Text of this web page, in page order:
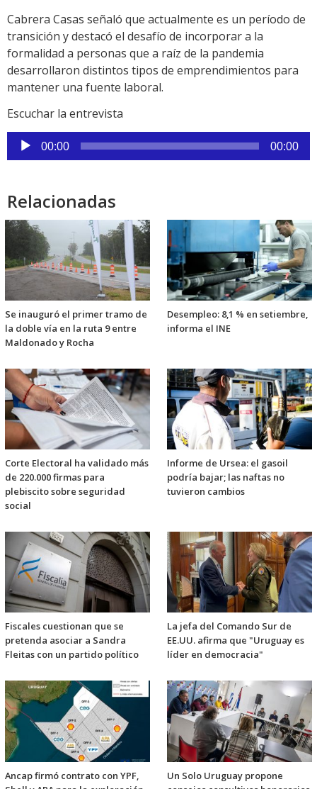
Cabrera Casas señaló que actualmente es un período de
transición y destacó el desafío de incorporar a la
formalidad a personas que a raíz de la pandemia
desarrollaron distintos tipos de emprendimientos para
mantener una fuente laboral.
Escuchar la entrevista
Reproductor
00:00 00:00
Relacionadas
Se inauguró el primer tramo de
la doble vía en la ruta 9 entre
Maldonado y Rocha
Desempleo: 8,1 % en setiembre,
informa el INE
Corte Electoral ha validado más
de 220.000 firmas para
plebiscito sobre seguridad
social
Informe de Ursea: el gasoil
podría bajar; las naftas no
tuvieron cambios
Fiscales cuestionan que se
pretenda asociar a Sandra
Fleitas con un partido político
La jefa del Comando Sur de
EE.UU. afirma que "Uruguay es
líder en democracia"
Ancap firmó contrato con YPF,
Un Solo Uruguay propone